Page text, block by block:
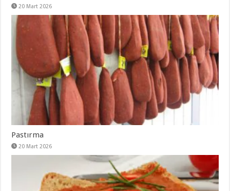
20 Mart 2026
Pastırma
20 Mart 2026